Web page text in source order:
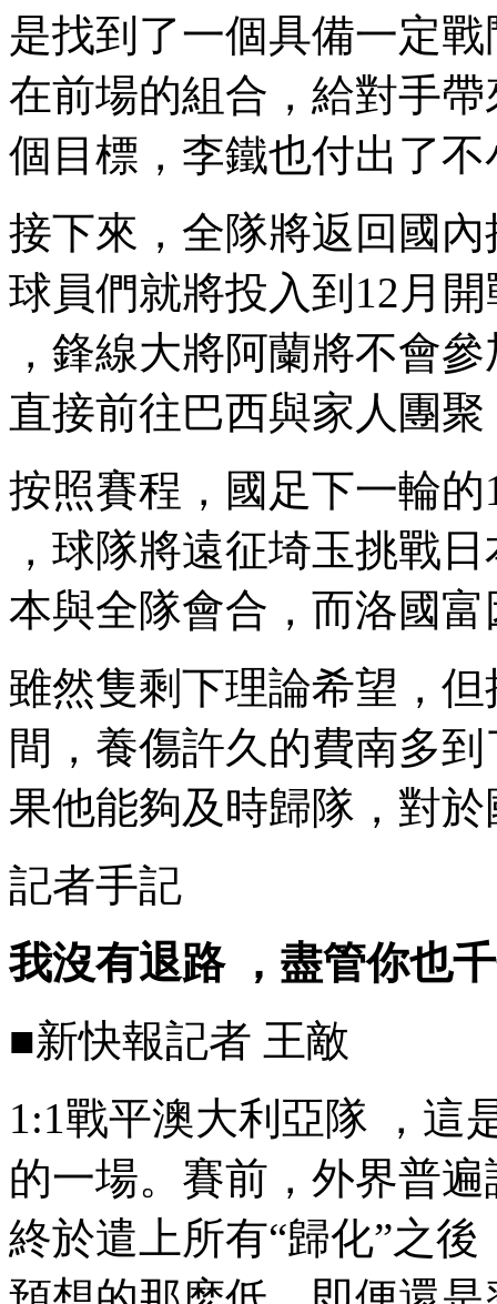
是找到了一個具備一定戰
在前場的組合 ，給對手
個目標，李鐵也付出了不
接下來，全隊將返回國內接
球員們就將投入到12月開
，鋒線大將阿蘭將不會
直接前往巴西與家人團聚
按照賽程，國足下一輪
，球隊將遠征埼玉挑戰日
本與全隊會合，而洛國富
雖然隻剩下理論希望
間，養傷許久的費南
果他能夠及時歸隊 ，對於
記者手記
我沒有退路 ，盡管你也
■新快報記者 王敵
1:1戰平澳大利亞隊 ，
的一場。賽前，外界普
終於遣上所有“歸化”之後